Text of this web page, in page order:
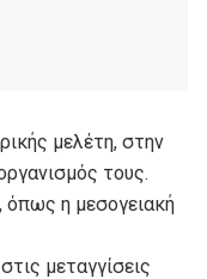
μελέτη, στην
τους.
όπως η μεσογειακή
μεταγγίσεις